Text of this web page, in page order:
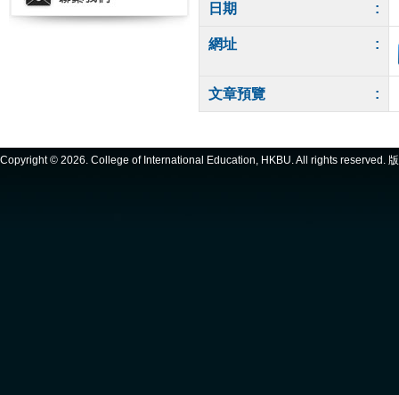
日期 :
網址 :
文章預覽 :
Copyright © 2026. College of International Education, HKBU. All rights reserved.